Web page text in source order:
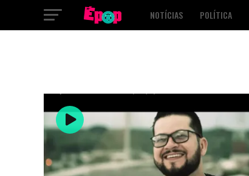
NOTÍCIAS POLÍTICA